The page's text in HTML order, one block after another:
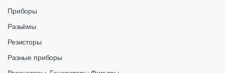
Приборы
Разьёмы
Резисторы
Разные приборы